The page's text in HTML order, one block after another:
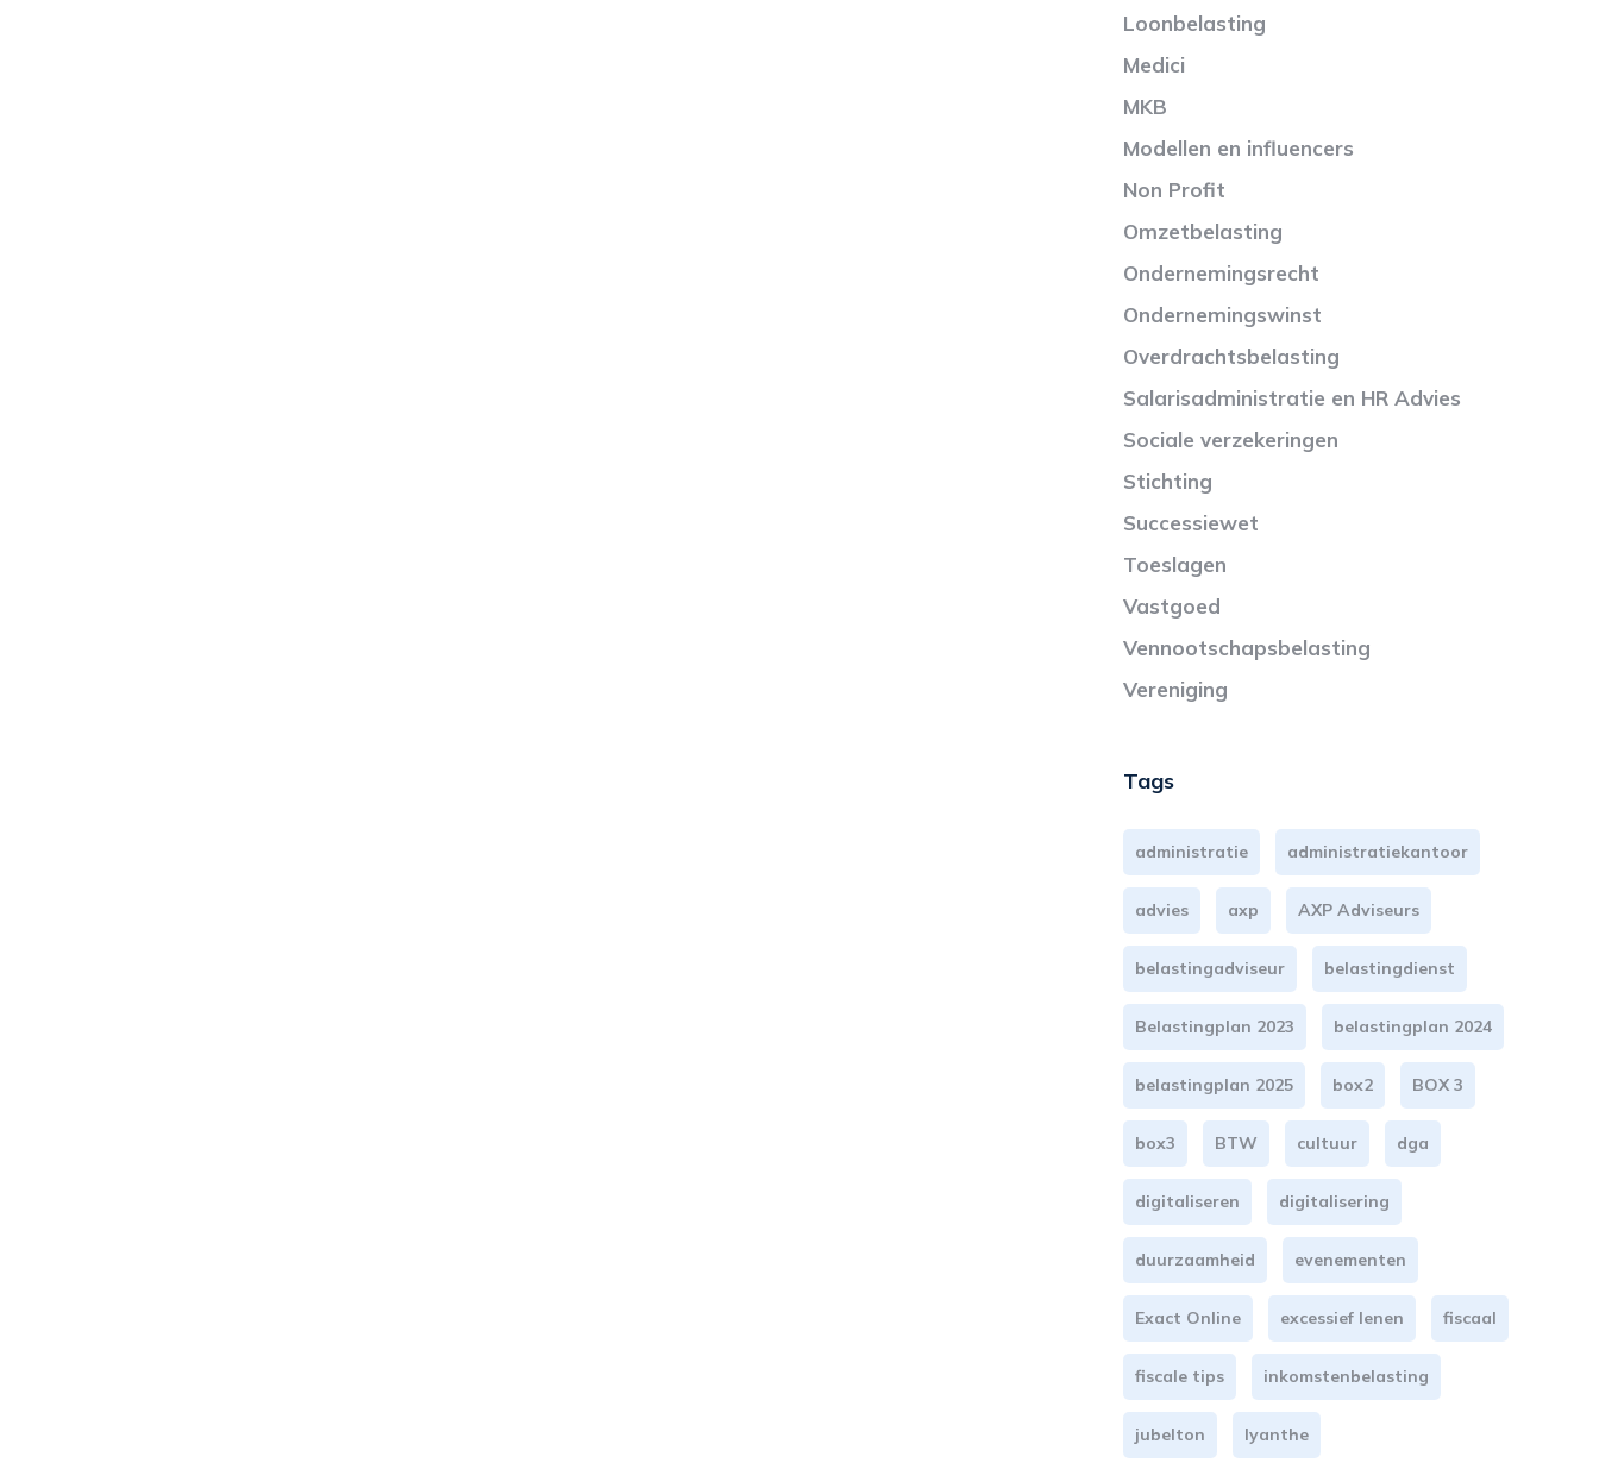
Loonbelasting
Medici
MKB
Modellen en influencers
Non Profit
Omzetbelasting
Ondernemingsrecht
Ondernemingswinst
Overdrachtsbelasting
Salarisadministratie en HR Advies
Sociale verzekeringen
Stichting
Successiewet
Toeslagen
Vastgoed
Vennootschapsbelasting
Vereniging
Tags
administratie administratiekantoor
advies axp AXP Adviseurs
belastingadviseur belastingdienst
Belastingplan 2023 belastingplan 2024
belastingplan 2025 box2 BOX 3
box3 BTW cultuur dga
digitaliseren digitalisering
duurzaamheid evenementen
Exact Online excessief lenen fiscaal
fiscale tips inkomstenbelasting
jubelton lyanthe